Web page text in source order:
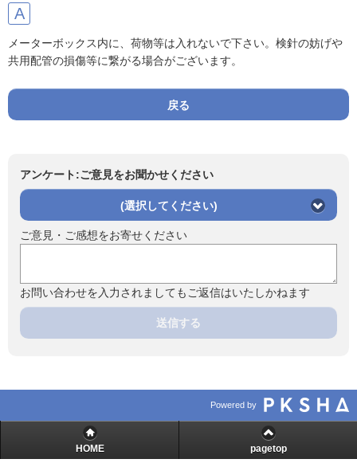
メーターボックス内に、荷物等は入れないで下さい。検針の妨げや
共用配管の損傷等に繋がる場合がございます。
戻る
アンケート:ご意見をお聞かせください
(選択してください)
ご意見・ご感想をお寄せください
お問い合わせを入力されましてもご返信はいたしかねます
送信する
Powered by
HOME pagetop